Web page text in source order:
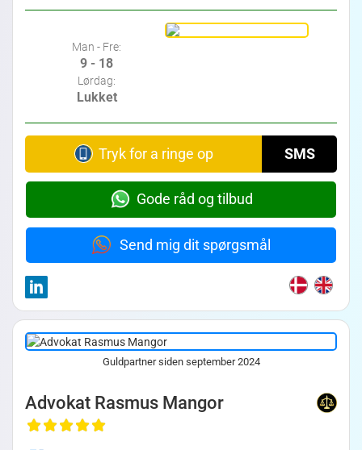
Man - Fre:
9 - 18
Lørdag:
Lukket
Tryk for a ringe op SMS
Gode råd og tilbud
Send mig dit spørgsmål
Guldpartner siden september 2024
Advokat Rasmus Mangor